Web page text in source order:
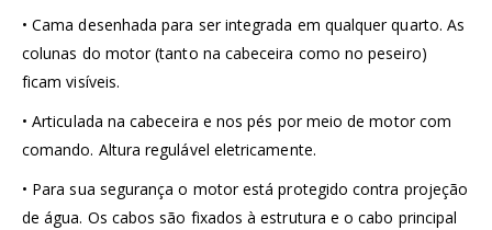
• Cama desenhada para ser integrada em qualquer quarto. As
colunas do motor (tanto na cabeceira como no peseiro)
ficam visíveis.
• Articulada na cabeceira e nos pés por meio de motor com
comando. Altura regulável eletricamente.
• Para sua segurança o motor está protegido contra projeção
de água. Os cabos são fixados à estrutura e o cabo principal